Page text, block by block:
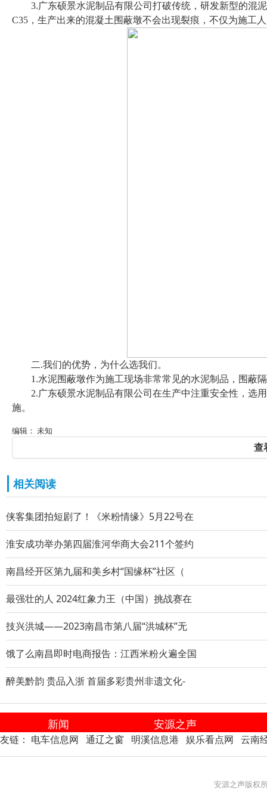
3.广东硕景水泥制品有限公司打破传统，研发新型的混
C35，生产出来的混凝土围蔽墩不会出现裂痕，不仅为施工
二.我们的优势，为什么选我们。
1.水泥围蔽墩作为施工现场非常常见的水泥制品，围蔽
2.广东硕景水泥制品有限公司在生产中注重安全性，选
施。
编辑： 未知
查
相关阅读
侠客集团拍短剧了！《米粉情缘》5月22号在
淮安成功举办第四届淮河华商大会211个签约
南昌经开区第九届和美乡村“国缘杯”社区（
最强壮的人 2024红象力王（中国）挑战赛在
技兴洪城——2023南昌市第八届“洪城杯”无
饿了么南昌即时电商报告：江西米粉火遍全国
醉美黔韵 贵品入浙 首届多彩贵州非遗文化-
新闻 安源之声
友链： 电车信息网 通辽之窗 明溪信息港 娱乐看点网 云南
安源之声版权